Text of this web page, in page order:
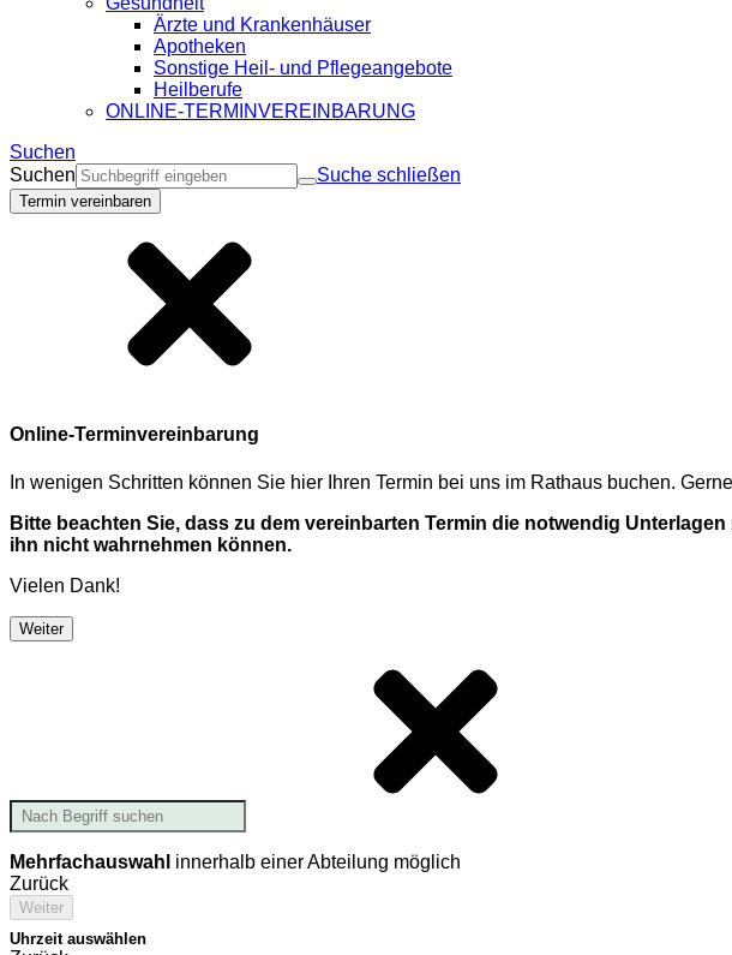
Ärzte und Krankenhäuser
Apotheken
Sonstige Heil- und Pflegeangebote
Heilberufe
ONLINE-TERMINVEREINBARUNG
Suchen
Suchen
Suche schließen
Termin vereinbaren
Online-Terminvereinbarung
In wenigen Schritten können Sie hier Ihren Termin bei uns im Rathaus buchen.
Bitte beachten Sie, dass zu dem vereinbarten Termin die notwendig
ihn nicht wahrnehmen können.
Vielen Dank!
Weiter
Mehrfachauswahl innerhalb einer Abteilung möglich
Zurück
Weiter
Uhrzeit auswählen